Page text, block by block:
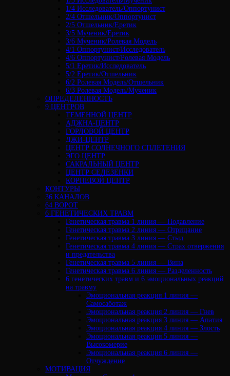
1/4 Исследователь/Оппортунист
2/4 Отшельник/Оппортунист
2/5 Отшельник/Еретик
3/5 Мученик/Еретик
3/6 Мученик/Ролевая Модель
4/1 Оппортунист/Исследователь
4/6 Оппортунист/Ролевая Модель
5/1 Еретик/Исследователь
5/2 Еретик/Отшельник
6/2 Ролевая Модель/Отшельник
6/3 Ролевая Модель/Мученик
ОПРЕДЕЛЕННОСТЬ
9 ЦЕНТРОВ
ТЕМЕННОЙ ЦЕНТР
АДЖНА-ЦЕНТР
ГОРЛОВОЙ ЦЕНТР
ДЖИ-ЦЕНТР
ЦЕНТР СОЛНЕЧНОГО СПЛЕТЕНИЯ
ЭГО ЦЕНТР
САКРАЛЬНЫЙ ЦЕНТР
ЦЕНТР СЕЛЕЗЕНКИ
КОРНЕВОЙ ЦЕНТР
КОНТУРЫ
36 КАНАЛОВ
64 ВОРОТ
6 ГЕНЕТИЧЕСКИХ ТРАВМ
Генетическая травма 1 линия — Подавление
Генетическая травма 2 линия — Отрицание
Генетическая травма 3 линия — Стыд
Генетическая травма 4 линия — Страх отвержения
и предательства
Генетическая травма 5 линия — Вина
Генетическая травма 6 линия — Разделенность
6 генетических травм и 6 эмоциональных реакций
на травму
Эмоциональная реакция 1 линия —
Самосаботаж
Эмоциональная реакция 2 линия — Гнев
Эмоциональная реакция 3 линия — Апатия
Эмоциональная реакция 4 линия — Злость
Эмоциональная реакция 5 линия —
Высокомерие
Эмоциональная реакция 6 линия —
Отчуждение
МОТИВАЦИЯ